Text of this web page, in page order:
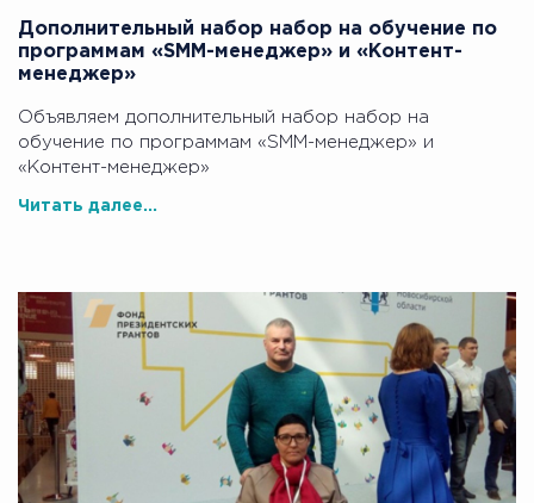
Дополнительный набор набор на обучение по
программам «SMM-менеджер» и «Контент-
менеджер»
Объявляем дополнительный набор набор на
обучение по программам «SMM-менеджер» и
«Контент-менеджер»
Читать далее...